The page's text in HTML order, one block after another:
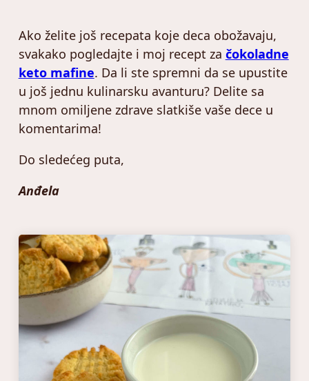
Ako želite još recepata koje deca obožavaju,
svakako pogledajte i moj recept za čokoladne
keto mafine. Da li ste spremni da se upustite
u još jednu kulinarsku avanturu? Delite sa
mnom omiljene zdrave slatkiše vaše dece u
komentarima!
Do sledećeg puta,
Anđela